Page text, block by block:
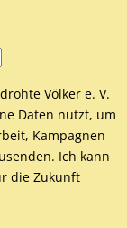
Völker e. V.
Daten nutzt, um
Kampagnen
Ich kann
die Zukunft